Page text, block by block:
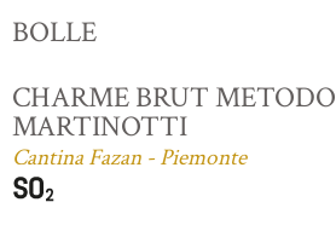
BOLLE
CHARME BRUT METODO
MARTINOTTI
Cantina Fazan - Piemonte